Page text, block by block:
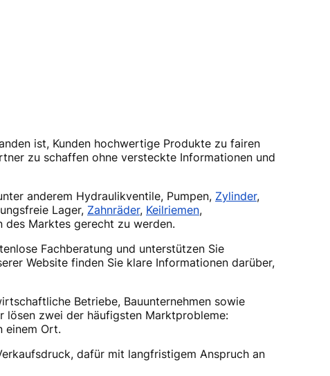
ist, Kunden hochwertige Produkte zu fairen
zu schaffen ohne versteckte Informationen und
anderem Hydraulikventile, Pumpen, Zylinder,
Lager, Zahnräder, Keilriemen,
des Marktes gerecht zu werden.
Fachberatung und unterstützen Sie
Website finden Sie klare Informationen darüber,
Betriebe, Bauunternehmen sowie
lösen zwei der häufigsten Marktprobleme:
einem Ort.
dafür mit langfristigem Anspruch an